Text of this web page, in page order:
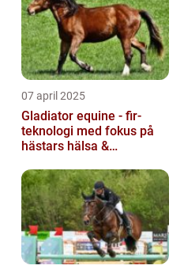
07 april 2025
Gladiator equine - fir-
teknologi med fokus på
hästars hälsa &